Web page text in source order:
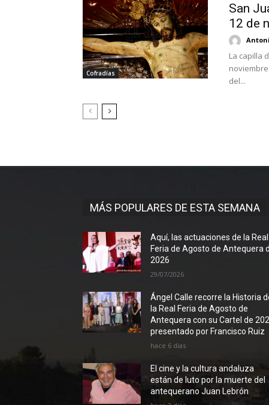
Cofradías
San
12 de
La capilla
del...
MÁS POPULARES DE ESTA SEMANA
Aquí, las actuaciones de la Real
Feria de Agosto de Antequera
2026
29/07/2026
Ángel Calle recorre la Historia
la Real Feria de Agosto de
Antequera con su Cartel de
presentado por Francisco Ruiz
hace 6 días
El cine y la cultura andaluza
están de luto por la muerte del
antequerano Juan Lebrón